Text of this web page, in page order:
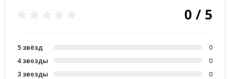
0 / 5
5 звёзд
0
4 звезды
0
3 звезды
0